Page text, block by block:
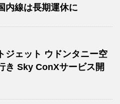
内線は長期運休に
ジェット ウドンタニー空
き Sky ConXサービス開